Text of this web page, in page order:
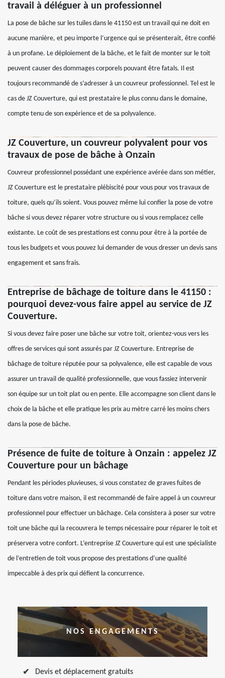
travail à déléguer à un professionnel
La pose de bâche sur les tuiles dans le 41150 est un travail qui ne doit en
aucune manière, et peu importe l’urgence qui se présenterait, être confié
à un profane. Le déploiement de la bâche, et le fait de monter sur le toit
peuvent causer des dommages corporels pouvant être fatals. Il est
toujours recommandé de s’adresser à un couvreur professionnel. Tel est le
cas de JZ Couverture, qui est prestataire le plus connu dans le domaine,
compte tenu de son expérience et de sa polyvalence.
JZ Couverture, un couvreur polyvalent pour vos
travaux de pose de bâche à Onzain
Couvreur professionnel possédant une expérience avérée dans son métier,
JZ Couverture est le prestataire plébiscité pour vous pour vos travaux de
toiture, quels qu’ils soient. Vous pouvez même lui confier la pose de votre
bâche si vous devez réparer votre structure ou si vous remplacez celle
existante. Le coût de ses prestations est connu pour être à la portée de
tous les budgets et vous pouvez lui demander de vous dresser un devis sans
engagement et sans frais.
Entreprise de bâchage de toiture dans le 41150 :
pourquoi devez-vous faire appel au service de JZ
Couverture.
Si vous devez faire poser une bâche sur votre toit, orientez-vous vers les
offres de services qui sont assurés par JZ Couverture. Entreprise de
bâchage de toiture réputée pour sa polyvalence, elle est capable de vous
assurer un travail de qualité professionnelle, que vous fassiez intervenir
son équipe sur un toit plat ou en pente. Elle accompagne son client dans le
choix de la bâche et elle pratique les prix au mètre carré les moins chers
dans la pose de bâche.
Présence de fuite de toiture à Onzain : appelez JZ
Couverture pour un bâchage
Pendant les périodes pluvieuses, si vous constatez de graves fuites de
toiture dans votre maison, il est recommandé de faire appel à un couvreur
professionnel pour effectuer un bâchage. Cela consistera à poser sur votre
toit une bâche qui la recouvrera le temps nécessaire pour réparer le toit et
préservera votre confort. L’entreprise JZ Couverture qui est une spécialiste
de l’entretien de toit vous propose des prestations d’une qualité
impeccable à des prix qui défient la concurrence.
NOS ENGAGEMENTS
Devis et déplacement gratuits